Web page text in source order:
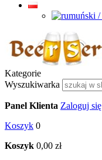
Kategorie
Wyszukiwarka
Panel Klienta Zaloguj się
Koszyk 0
Koszyk 0,00 zł